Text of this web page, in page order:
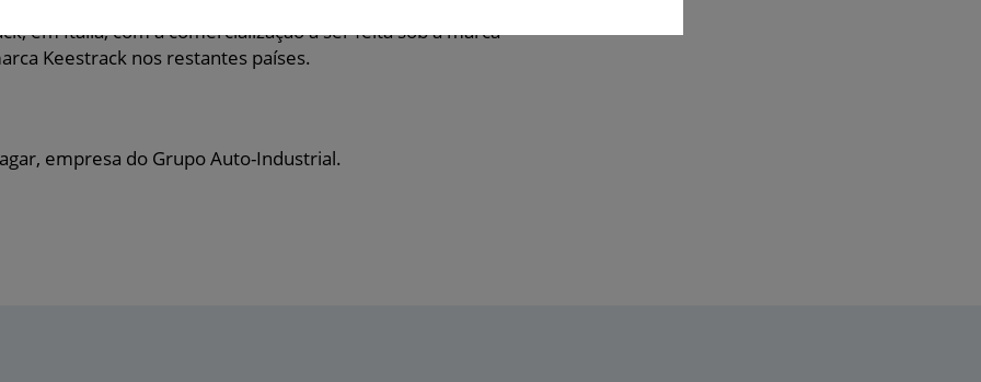
em Itália, com a comercialização a ser feita sob a marca
Keestrack nos restantes países.
empresa do Grupo Auto-Industrial.